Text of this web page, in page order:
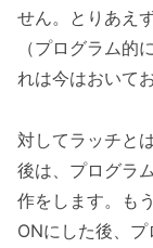
せん。とりあえ
（プログラム的
れは今はおいて
対してラッチと
後は、プログラ
作をします。も
ONにした後、